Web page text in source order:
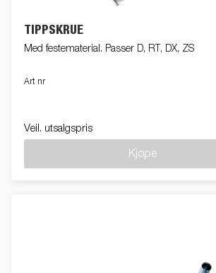
TIPPSKRUE
Med festematerial. Passer D, RT, DX, ZS
Art nr
Veil. utsalgspris
Kjøpe